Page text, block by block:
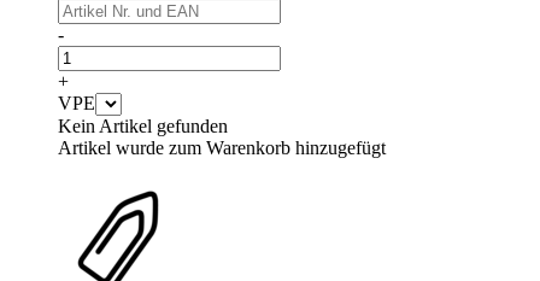
-
+
VPE
Kein Artikel gefunden
Artikel wurde zum Warenkorb hinzugefügt